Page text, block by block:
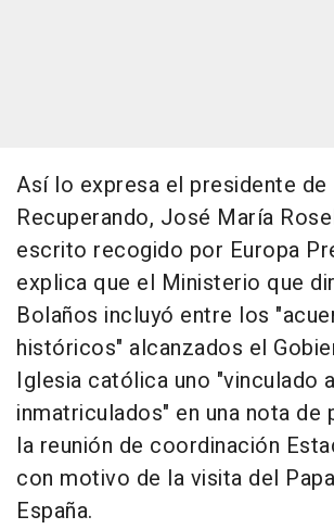
Así lo expresa el presidente de
Recuperando, José María
escrito recogido por Europa
explica que el Ministerio que
Bolaños incluyó entre los
históricos" alcanzados el
Iglesia católica uno "vinculado
inmatriculados" en una nota de
la reunión de coordinación
con motivo de la visita del
España.